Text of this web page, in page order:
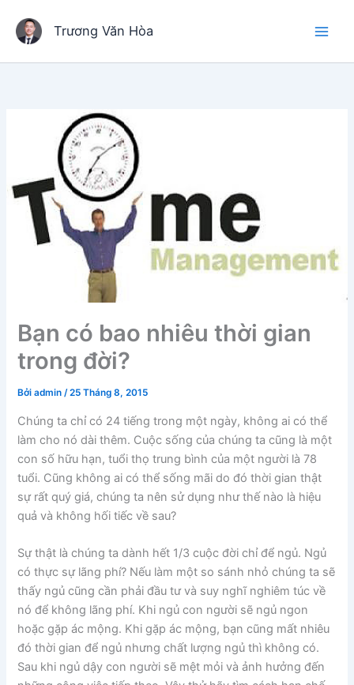
dung
Trương Văn Hòa
Bạn có bao nhiêu thời gian
trong đời?
Bởiadmin/25 Tháng 8, 2015
Chúng ta chỉ có 24 tiếng trong một ngày, không ai có thể
làm cho nó dài thêm. Cuộc sống của chúng ta cũng là một
con số hữu hạn, tuổi thọ trung bình của một người là 78
tuổi. Cũng không ai có thể sống mãi do đó thời gian thật
sự rất quý giá, chúng ta nên sử dụng như thế nào là hiệu
quả và không hối tiếc về sau?
Sự thật là chúng ta dành hết 1/3 cuộc đời chỉ để ngủ. Ngủ
có thực sự lãng phí? Nếu làm một so sánh nhỏ chúng ta sẽ
thấy ngủ cũng cần phải đầu tư và suy nghĩ nghiêm túc về
nó để không lãng phí. Khi ngủ con người sẽ ngủ ngon
hoặc gặp ác mộng. Khi gặp ác mộng, bạn cũng mất nhiêu
đó thời gian để ngủ nhưng chất lượng ngủ thì không có.
Sau khi ngủ dậy con người sẽ mệt mỏi và ảnh hưởng đến